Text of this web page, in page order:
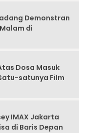
Demonstran
di
Dosa Masuk
satunya Film
IMAX Jakarta
di Baris Depan